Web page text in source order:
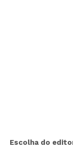
Escolha do